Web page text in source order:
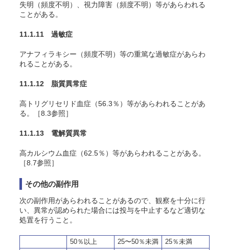
失明（頻度不明）、視力障害（頻度不明）等があらわれる
ことがある。
11.1.11 過敏症
アナフィラキシー（頻度不明）等の重篤な過敏症があらわ
れることがある。
11.1.12 脂質異常症
高トリグリセリド血症（56.3％）等があらわれることがあ
る。［8.3参照］
11.1.13 電解質異常
高カルシウム血症（62.5％）等があらわれることがある。
［8.7参照］
その他の副作用
次の副作用があらわれることがあるので、観察を十分に行
い、異常が認められた場合には投与を中止するなど適切な
処置を行うこと。
50％以上 25〜50％未満
25％未満